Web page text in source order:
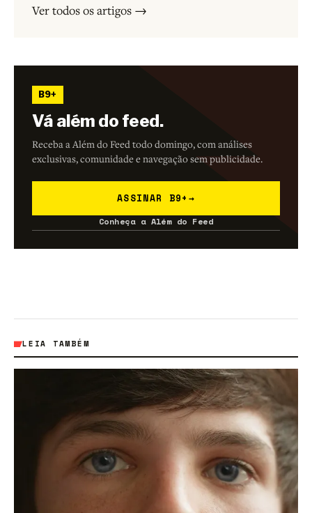
Ver todos os artigos →
B9+
Vá além do feed.
Receba a Além do Feed todo domingo, com análises
exclusivas, comunidade e navegação sem publicidade.
ASSINAR B9+ →
Conheça a Além do Feed
LEIA TAMBÉM